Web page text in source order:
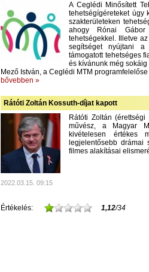
A Ceglédi Minősített
tehetségígéreteket úgy
szakterületeken
ahogy Rónai Gábor
tehetségekkel. Illetve
segítséget nyújtani a
támogatott tehetséges
és kívánunk még
Mező István, a Ceglédi MTM programfelelőse
bővebben »
Rátóti Zoltán Kossuth-díjat kapott
Rátóti Zoltán
művész, a Magyar
kivételesen értékes
legjelentősebb drámai
filmes alakításai
2022.03.15. 09:15
Értékelés: 1,12/34